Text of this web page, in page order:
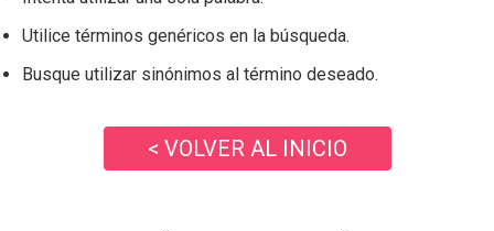
Utilice términos genéricos en la búsqueda.
Busque utilizar sinónimos al término deseado.
< VOLVER AL INICIO